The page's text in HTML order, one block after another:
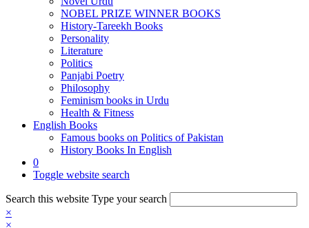
NOBEL PRIZE WINNER BOOKS
History-Tareekh Books
Personality
Literature
Politics
Panjabi Poetry
Philosophy
Feminism books in Urdu
Health & Fitness
English Books
Famous books on Politics of Pakistan
History Books In English
0
Toggle website search
Search this website Type your search
×
×